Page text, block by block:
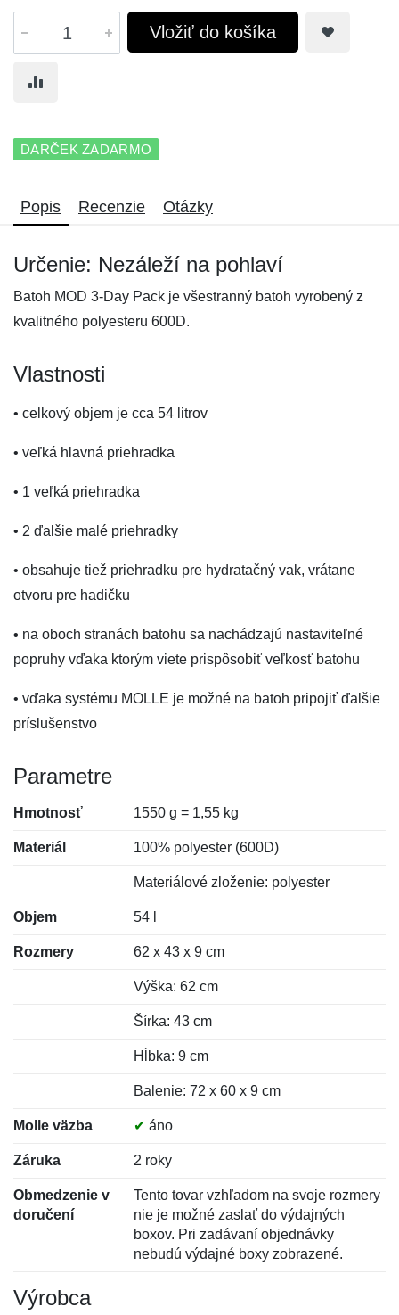
Vložiť do košíka
DARČEK ZADARMO
Popis Recenzie Otázky
Určenie: Nezáleží na pohlaví
Batoh MOD 3-Day Pack je všestranný batoh vyrobený z
kvalitného polyesteru 600D.
Vlastnosti
• celkový objem je cca 54 litrov
• veľká hlavná priehradka
• 1 veľká priehradka
• 2 ďalšie malé priehradky
• obsahuje tiež priehradku pre hydratačný vak, vrátane
otvoru pre hadičku
• na oboch stranách batohu sa nachádzajú nastaviteľné
popruhy vďaka ktorým viete prispôsobiť veľkosť batohu
• vďaka systému MOLLE je možné na batoh pripojiť ďalšie
príslušenstvo
Parametre
Hmotnosť 1550 g = 1,55 kg
Materiál 100% polyester (600D)
Materiálové zloženie: polyester
Objem 54 l
Rozmery 62 x 43 x 9 cm
Výška: 62 cm
Šírka: 43 cm
Hĺbka: 9 cm
Balenie: 72 x 60 x 9 cm
Molle väzba ✔ áno
Záruka 2 roky
Obmedzenie v
doručení
Tento tovar vzhľadom na svoje rozmery
nie je možné zaslať do výdajných
boxov. Pri zadávaní objednávky
nebudú výdajné boxy zobrazené.
Výrobca